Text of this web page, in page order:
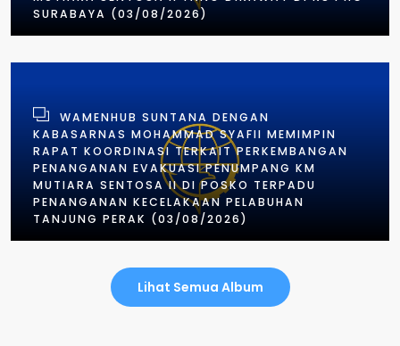
SURABAYA (03/08/2026)
WAMENHUB SUNTANA DENGAN
KABASARNAS MOHAMMAD SYAFII MEMIMPIN
RAPAT KOORDINASI TERKAIT PERKEMBANGAN
PENANGANAN EVAKUASI PENUMPANG KM
MUTIARA SENTOSA II DI POSKO TERPADU
PENANGANAN KECELAKAAN PELABUHAN
TANJUNG PERAK (03/08/2026)
Lihat Semua Album